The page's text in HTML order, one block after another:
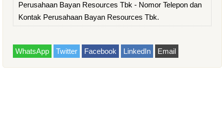
Perusahaan Bayan Resources Tbk - Nomor Telepon dan
Kontak Perusahaan Bayan Resources Tbk.
WhatsApp Twitter Facebook LinkedIn Email